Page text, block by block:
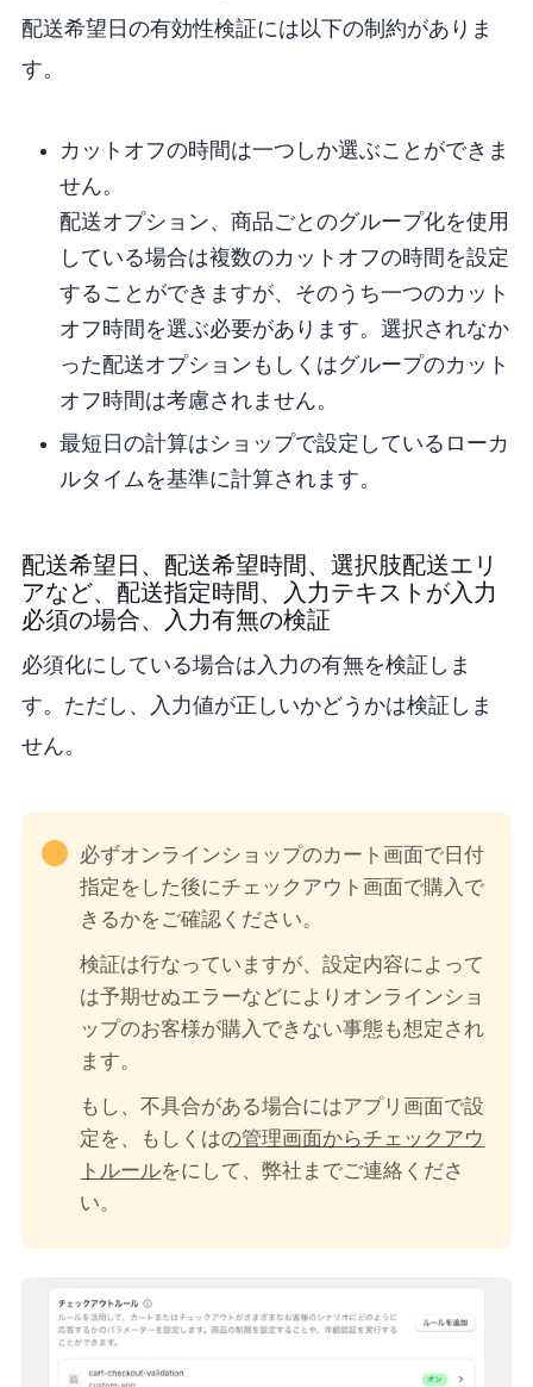
配送希望日の有効性検証には以下の制約がありま
す。
カットオフの時間は一つしか選ぶことができま
せん。
配送オプション、商品ごとのグループ化を使用
している場合は複数のカットオフの時間を設定
することができますが、そのうち一つのカット
オフ時間を選ぶ必要があります。選択されなか
った配送オプションもしくはグループのカット
オフ時間は考慮されません。
最短日の計算はショップで設定しているローカ
ルタイムを基準に計算されます。
2. 配送希望日、配送希望時間、選択肢(配送エリ
アなど)、配送指定時間、入力テキスト が入力
必須の場合、入力有無の検証
必須化にしている場合は入力の有無を検証しま
す。ただし、入力値が正しいかどうかは検証しま
せん。
必ずオンラインショップのカート画面で日付
指定をした後にチェックアウト画面で購入で
きるかをご確認ください。
検証は行なっていますが、設定内容によって
は予期せぬエラーなどによりオンラインショ
ップのお客様が購入できない事態も想定され
ます。
もし、不具合がある場合にはアプリ画面で設
定をOFF、もしくはShopifyの管理画面からチェックアウ
トルールをOFFにして、弊社までご連絡くださ
い。